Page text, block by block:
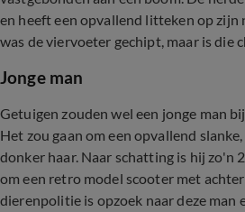
en heeft een opvallend litteken op zijn
was de viervoeter gechipt, maar is die
Jonge man
Getuigen zouden wel een jonge man
Het zou gaan om een opvallend
donker haar. Naar schatting is hij zo'n
om een retro model scooter met
dierenpolitie is opzoek naar deze man